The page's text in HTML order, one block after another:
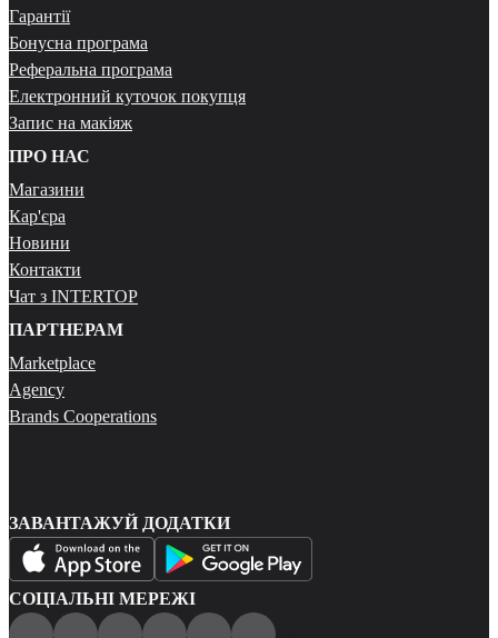
Гарантії
Бонусна програма
Реферальна програма
Електронний куточок покупця
Запис на макіяж
ПРО НАС
Магазини
Кар'єра
Новини
Контакти
Чат з INTERTOP
ПАРТНЕРАМ
Marketplace
Agency
Brands Cooperations
ЗАВАНТАЖУЙ ДОДАТКИ
СОЦІАЛЬНІ МЕРЕЖІ